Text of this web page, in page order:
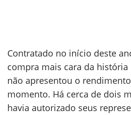
Contratado no início deste
compra mais cara da
não apresentou o
momento. Há cerca de dois
havia autorizado seus